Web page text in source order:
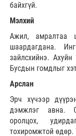
байхгүй.
Мэлхий
Ажил, амралтаа
шаардагдана.
зайлсхийнэ.
Бусдын гомдлыг
Арслан
Эрч хүчээр
дэмжлэг авна.
оролцох,
тохиромжтой өдөр.